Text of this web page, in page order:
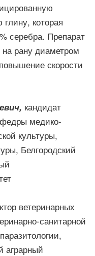
которая
серебра. Препарат
на рану диаметром
скорости
кандидат
медико-
культуры,
Белгородский
ветеринарных
санитарной
аграрный